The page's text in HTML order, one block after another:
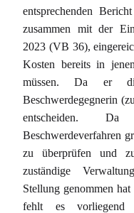
entsprechenden
zusammen mit der
2023 (VB 36),
Kosten bereits in
müssen. Da er
Beschwerdegegnerin
entscheiden. Da
Beschwerdeverfahren
zu überprüfen und
zuständige
Stellung genommen
fehlt es